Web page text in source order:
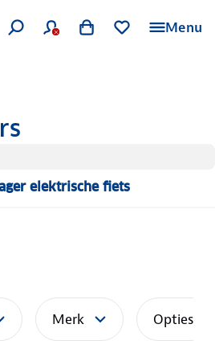
Menu
elektrische fiets
Merk Opties